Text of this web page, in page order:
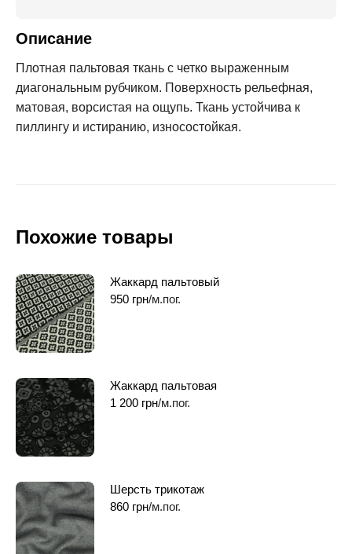
Описание
Плотная пальтовая ткань с четко выраженным
диагональным рубчиком. Поверхность рельефная,
матовая, ворсистая на ощупь. Ткань устойчива к
пиллингу и истиранию, износостойкая.
Похожие товары
Жаккард пальтовый
950 грн/м.пог.
Жаккард пальтовая
1 200 грн/м.пог.
Шерсть трикотаж
860 грн/м.пог.